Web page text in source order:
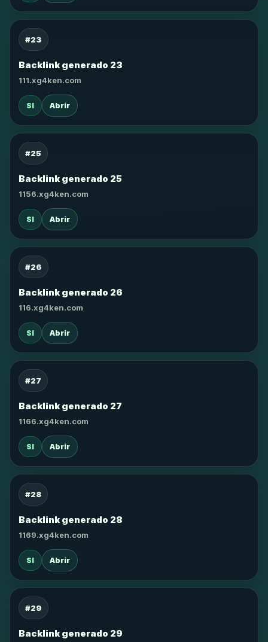
#23
Backlink generado 23
111.xg4ken.com
SI Abrir
#25
Backlink generado 25
1156.xg4ken.com
SI Abrir
#26
Backlink generado 26
116.xg4ken.com
SI Abrir
#27
Backlink generado 27
1166.xg4ken.com
SI Abrir
#28
Backlink generado 28
1169.xg4ken.com
SI Abrir
#29
Backlink generado 29